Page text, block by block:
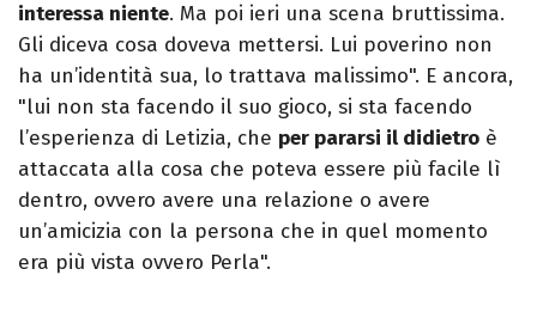
interessa niente. Ma poi ieri una scena bruttissima.
Gli diceva cosa doveva mettersi. Lui poverino non
ha un’identità sua, lo trattava malissimo". E ancora,
"lui non sta facendo il suo gioco, si sta facendo
l’esperienza di Letizia, che per pararsi il didietro è
attaccata alla cosa che poteva essere più facile lì
dentro, ovvero avere una relazione o avere
un’amicizia con la persona che in quel momento
era più vista ovvero Perla".